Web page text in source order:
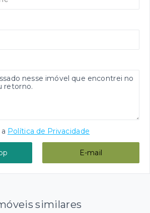
Política de Privacidade
E-mail
similares